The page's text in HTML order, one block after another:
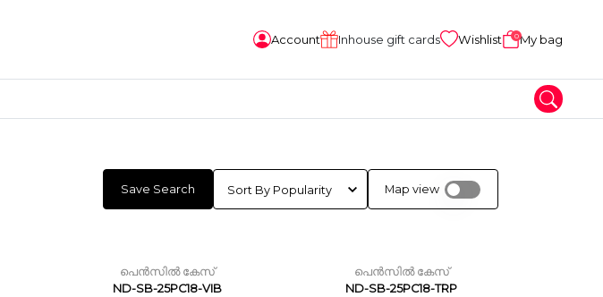
Account Inhouse gift cards Wishlist 0My bag
Save Search Map view
പെൻസിൽ കേസ്
ND-SB-25PC18-VIB
പെൻസിൽ കേസ്
ND-SB-25PC18-TRP